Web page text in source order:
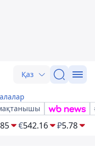
Қаз
€542.16 ₽5.78